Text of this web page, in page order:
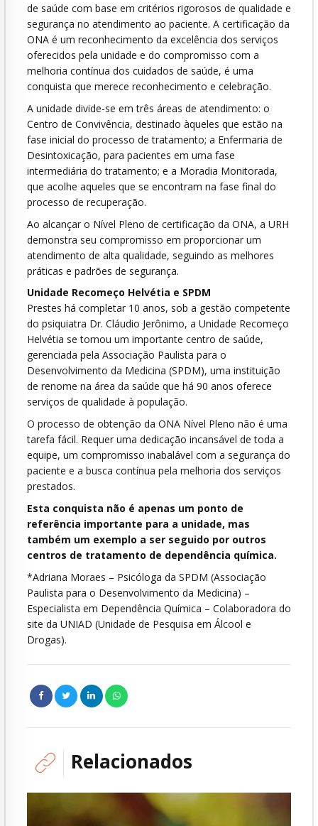
de saúde com base em critérios rigorosos de qualidade e
segurança no atendimento ao paciente. A certificação da
ONA é um reconhecimento da excelência dos serviços
oferecidos pela unidade e do compromisso com a
melhoria contínua dos cuidados de saúde, é uma
conquista que merece reconhecimento e celebração.
A unidade divide-se em três áreas de atendimento: o
Centro de Convivência, destinado àqueles que estão na
fase inicial do processo de tratamento; a Enfermaria de
Desintoxicação, para pacientes em uma fase
intermediária do tratamento; e a Moradia Monitorada,
que acolhe aqueles que se encontram na fase final do
processo de recuperação.
Ao alcançar o Nível Pleno de certificação da ONA, a URH
demonstra seu compromisso em proporcionar um
atendimento de alta qualidade, seguindo as melhores
práticas e padrões de segurança.
Unidade Recomeço Helvétia e SPDM
Prestes há completar 10 anos, sob a gestão competente
do psiquiatra Dr. Cláudio Jerônimo, a Unidade Recomeço
Helvétia se tornou um importante centro de saúde,
gerenciada pela Associação Paulista para o
Desenvolvimento da Medicina (SPDM), uma instituição
de renome na área da saúde que há 90 anos oferece
serviços de qualidade à população.
O processo de obtenção da ONA Nível Pleno não é uma
tarefa fácil. Requer uma dedicação incansável de toda a
equipe, um compromisso inabalável com a segurança do
paciente e a busca contínua pela melhoria dos serviços
prestados.
Esta conquista não é apenas um ponto de
referência importante para a unidade, mas
também um exemplo a ser seguido por outros
centros de tratamento de dependência química.
*Adriana Moraes – Psicóloga da SPDM (Associação
Paulista para o Desenvolvimento da Medicina) –
Especialista em Dependência Química – Colaboradora do
site da UNIAD (Unidade de Pesquisa em Álcool e
Drogas).
Relacionados